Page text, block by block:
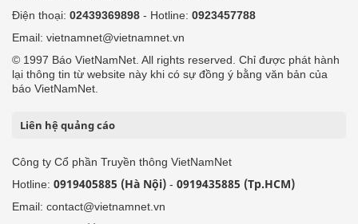
Điện thoại: 02439369898 - Hotline: 0923457788
Email: vietnamnet@vietnamnet.vn
© 1997 Báo VietNamNet. All rights reserved. Chỉ được phát hành
lại thông tin từ website này khi có sự đồng ý bằng văn bản của
báo VietNamNet.
Liên hệ quảng cáo
Công ty Cổ phần Truyền thông VietNamNet
Hotline: 0919405885 (Hà Nội) - 0919435885 (Tp.HCM)
Email: contact@vietnamnet.vn